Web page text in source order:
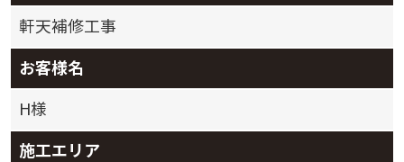
軒天補修工事
お客様名
H様
施工エリア